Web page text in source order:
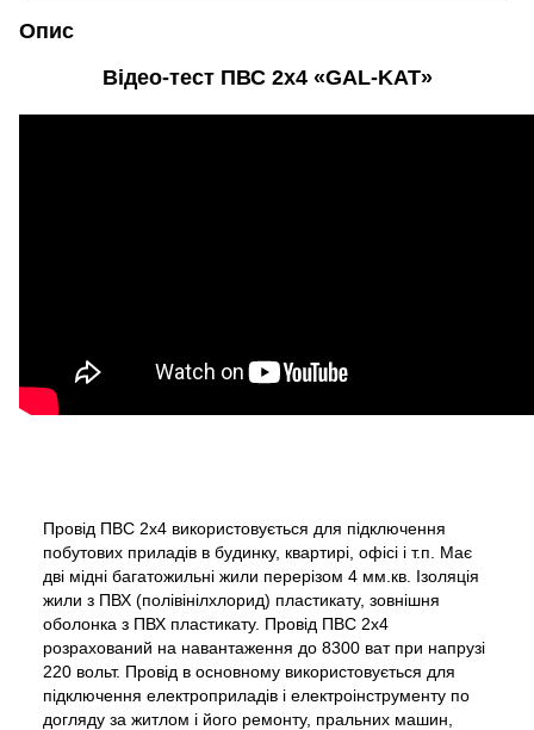
Опис
Відео-тест ПВС 2х4 «GAL-KAT»
Провід ПВС 2х4 використовується для підключення
побутових приладів в будинку, квартирі, офісі і т.п. Має
дві мідні багатожильні жили перерізом 4 мм.кв. Ізоляція
жили з ПВХ (полівінілхлорид) пластикату, зовнішня
оболонка з ПВХ пластикату. Провід ПВС 2х4
розрахований на навантаження до 8300 ват при напрузі
220 вольт. Провід в основному використовується для
підключення електроприладів і електроінструменту по
догляду за житлом і його ремонту, пральних машин,